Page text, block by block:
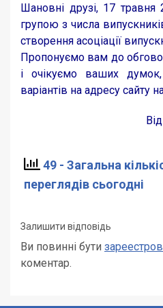
Шановні друзі, 17 травня
групою з числа
створення асоціації
Пропонуємо вам до
і очікуємо ваших
варіантів на адресу сайту
49 - Загальна
переглядів сьогодні
Залишити відповідь
Ви повинні бути
коментар.